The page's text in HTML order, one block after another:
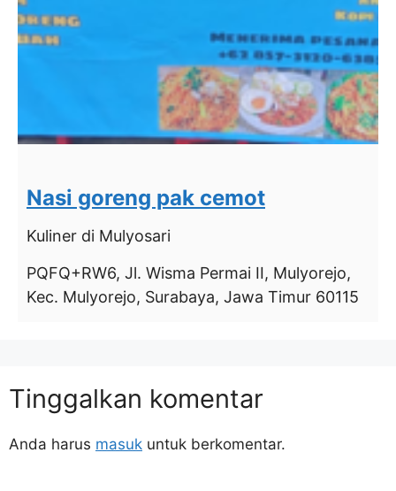
Nasi goreng pak cemot
Kuliner di Mulyosari
PQFQ+RW6, Jl. Wisma Permai II, Mulyorejo,
Kec. Mulyorejo, Surabaya, Jawa Timur 60115
Tinggalkan komentar
Anda harus masuk untuk berkomentar.